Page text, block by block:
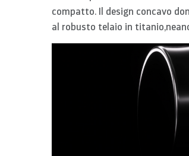
compatto. Il design concavo
al robusto telaio in titanio